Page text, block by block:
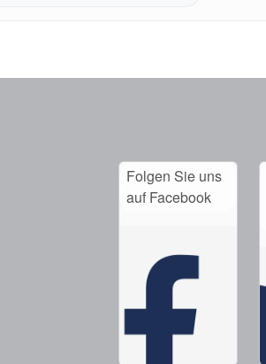
Folgen Sie uns
auf Facebook